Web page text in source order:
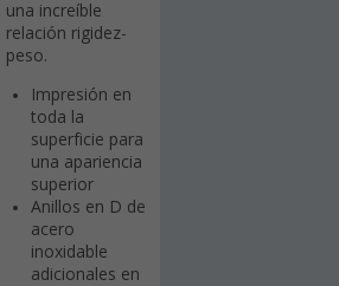
una increíble
relación rigidez-
peso.
Impresión en
toda la
superficie para
una apariencia
superior
Anillos en D de
acero
inoxidable
adicionales en